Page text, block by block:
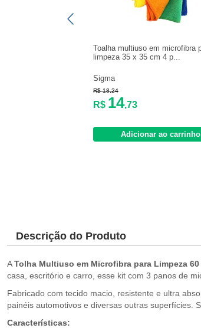
Toalha multiuso em microfibra
limpeza 35 x 35 cm 4 p...
Sigma
R$ 18,24
R$ 14,73
Adicionar ao carrinho
Descrição do Produto
ATolha Multiuso em Microfibra para Limpeza
casa, escritório e carro, esse kit com 3 panos de
Fabricado com tecido macio, resistente e ultra
painéis automotivos e diversas outras superfícies.
Características: